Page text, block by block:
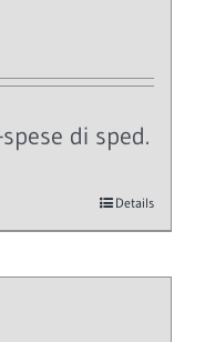
di sped.
Details